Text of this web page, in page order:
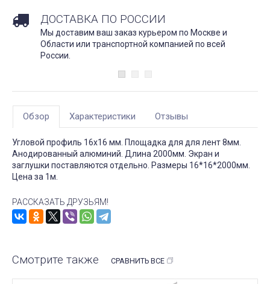
ДОСТАВКА ПО РОССИИ
Мы доставим ваш заказ курьером по Москве и
Области или транспортной компанией по всей
России.
Обзор Характеристики Отзывы
Угловой профиль 16х16 мм. Площадка для для лент 8мм.
Анодированный алюминий. Длина 2000мм. Экран и
заглушки поставляются отдельно. Размеры 16*16*2000мм.
Цена за 1м.
РАССКАЗАТЬ ДРУЗЬЯМ!
Смотрите также СРАВНИТЬ ВСЕ